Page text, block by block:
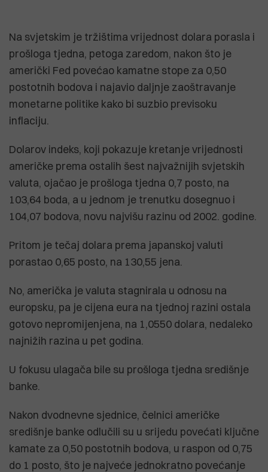
Na svjetskim je tržištima vrijednost dolara porasla i
prošloga tjedna, petoga zaredom, nakon što je
američki Fed povećao kamatne stope za 0,50
postotnih bodova i najavio daljnje zaoštravanje
monetarne politike kako bi suzbio previsoku
inflaciju.
Dolarov indeks, koji pokazuje kretanje vrijednosti
američke prema ostalih šest najvažnijih svjetskih
valuta, ojačao je prošloga tjedna 0,7 posto, na
103,64 boda, a u jednom je trenutku dosegnuo i
104,07 bodova, novu najvišu razinu od 2002. godine.
Pritom je tečaj dolara prema japanskoj valuti
porastao 0,65 posto, na 130,55 jena.
No, američka je valuta stagnirala u odnosu na
europsku, pa je cijena eura na tjednoj razini ostala
gotovo nepromijenjena, na 1,0550 dolara, nedaleko
najnižih razina u pet godina.
U fokusu ulagača bile su prošloga tjedna središnje
banke.
Nakon dvodnevne sjednice, čelnici američke
središnje banke odlučili su u srijedu povećati ključne
kamate za 0,50 postotnih bodova, u raspon od 0,75
do 1 posto, što je najveće jednokratno povećanje